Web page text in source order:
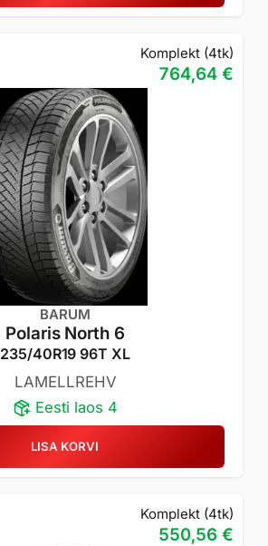
BARUM
Polaris North 6
235/40R19 96T XL
LAMELLREHV
Eesti laos 4
Komplekt (4tk)
764,64 €
LISA KORVI
Komplekt (4tk)
550,56 €